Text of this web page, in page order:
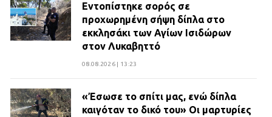
Εντοπίστηκε σορός σε
προχωρημένη σήψη δίπλα στο
εκκλησάκι των Αγίων Ισιδώρων
στον Λυκαβηττό
08.08.2026 | 13:23
«Έσωσε το σπίτι μας, ενώ δίπλα
καιγόταν το δικό του» Οι μαρτυρίες